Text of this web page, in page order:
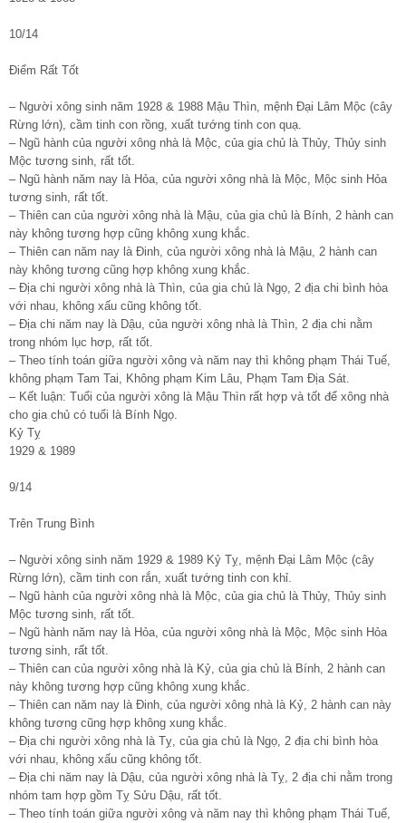
10/14
Điểm Rất Tốt
– Người xông sinh năm 1928 & 1988 Mậu Thìn, mệnh Đại Lâm Mộc (cây
Rừng lớn), cầm tinh con rồng, xuất tướng tinh con quạ.
– Ngũ hành của người xông nhà là Mộc, của gia chủ là Thủy, Thủy sinh
Mộc tương sinh, rất tốt.
– Ngũ hành năm nay là Hỏa, của người xông nhà là Mộc, Mộc sinh Hỏa
tương sinh, rất tốt.
– Thiên can của người xông nhà là Mậu, của gia chủ là Bính, 2 hành can
này không tương hợp cũng không xung khắc.
– Thiên can năm nay là Đinh, của người xông nhà là Mậu, 2 hành can
này không tương cũng hợp không xung khắc.
– Địa chi người xông nhà là Thìn, của gia chủ là Ngọ, 2 địa chi bình hòa
với nhau, không xấu cũng không tốt.
– Địa chi năm nay là Dậu, của người xông nhà là Thìn, 2 địa chi nằm
trong nhóm lục hơp, rất tốt.
– Theo tính toán giữa người xông và năm nay thì không phạm Thái Tuế,
không phạm Tam Tai, Không phạm Kim Lâu, Phạm Tam Địa Sát.
– Kết luận: Tuổi của người xông là Mậu Thìn rất hợp và tốt để xông nhà
cho gia chủ có tuổi là Bính Ngọ.
Kỷ Tỵ
1929 & 1989
9/14
Trên Trung Bình
– Người xông sinh năm 1929 & 1989 Kỷ Tỵ, mệnh Đại Lâm Mộc (cây
Rừng lớn), cầm tinh con rắn, xuất tướng tinh con khỉ.
– Ngũ hành của người xông nhà là Mộc, của gia chủ là Thủy, Thủy sinh
Mộc tương sinh, rất tốt.
– Ngũ hành năm nay là Hỏa, của người xông nhà là Mộc, Mộc sinh Hỏa
tương sinh, rất tốt.
– Thiên can của người xông nhà là Kỷ, của gia chủ là Bính, 2 hành can
này không tương hợp cũng không xung khắc.
– Thiên can năm nay là Đinh, của người xông nhà là Kỷ, 2 hành can này
không tương cũng hợp không xung khắc.
– Địa chi người xông nhà là Tỵ, của gia chủ là Ngọ, 2 địa chi bình hòa
với nhau, không xấu cũng không tốt.
– Địa chi năm nay là Dậu, của người xông nhà là Tỵ, 2 địa chi nằm trong
nhóm tam hợp gồm Tỵ Sửu Dậu, rất tốt.
– Theo tính toán giữa người xông và năm nay thì không phạm Thái Tuế,